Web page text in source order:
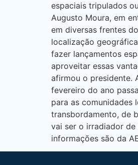
espaciais tripulados
Augusto Moura, em
em diversas frentes
localização
fazer lançamentos
aproveitar essas
afirmou o presidente.
fevereiro do ano
para as comunidades
transbordamento, de
vai ser o irradiador de
informações são da